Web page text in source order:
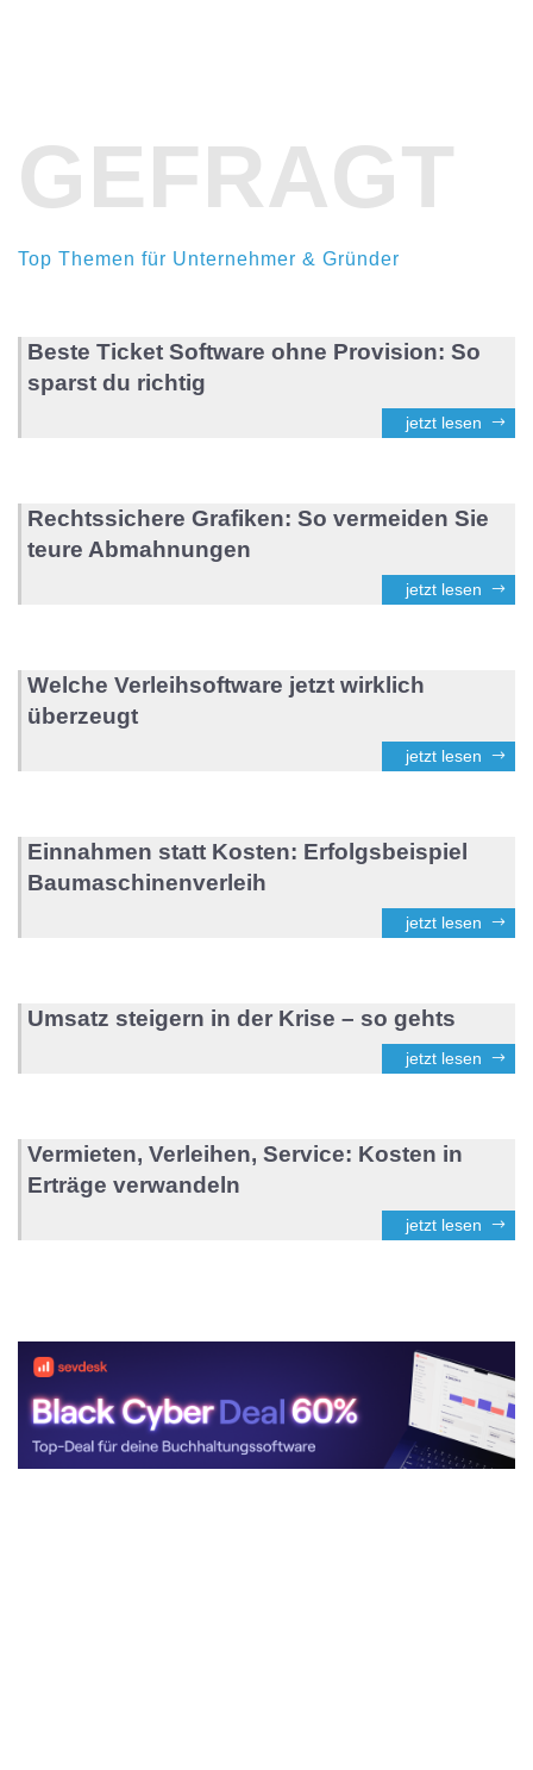
GEFRAGT
Top Themen für Unternehmer & Gründer
Beste Ticket Software ohne Provision: So
sparst du richtig
jetzt lesen
Rechtssichere Grafiken: So vermeiden Sie
teure Abmahnungen
jetzt lesen
Welche Verleihsoftware jetzt wirklich
überzeugt
jetzt lesen
Einnahmen statt Kosten: Erfolgsbeispiel
Baumaschinenverleih
jetzt lesen
Umsatz steigern in der Krise – so gehts
jetzt lesen
Vermieten, Verleihen, Service: Kosten in
Erträge verwandeln
jetzt lesen